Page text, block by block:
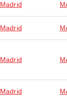
Madrid
Madrid
Madrid
Madrid